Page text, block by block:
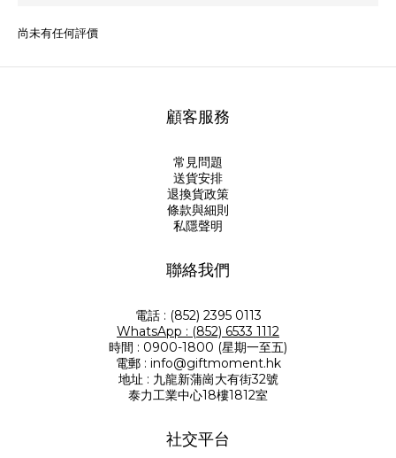
尚未有任何評價
顧客服務
常見問題
送貨安排
退換貨政策
條款與細則
私隱聲明
聯絡我們
電話 : (852) 2395 0113
WhatsApp : (852) 6533 1112
時間 : 0900-1800 (星期一至五)
電郵 : info@giftmoment.hk
地址 : 九龍新蒲崗大有街32號
泰力工業中心18樓1812室
社交平台